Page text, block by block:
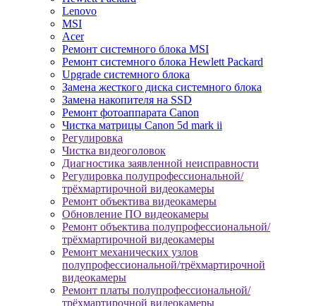
Lenovo
MSI
Acer
Ремонт системного блока MSI
Ремонт системного блока Hewlett Packard
Upgrade системного блока
Замена жесткого диска системного блока
Замена накопителя на SSD
Ремонт фотоаппарата Canon
Чистка матрицы Canon 5d mark ii
Регулировка
Чистка видеоголовок
Диагностика заявленной неисправности
Регулировка полупрофессиональной/
трёхмартирочной видеокамеры
Ремонт объектива видеокамеры
Обновление ПО видеокамеры
Ремонт объектива полупрофессиональной/
трёхмартирочной видеокамеры
Ремонт механических узлов
полупрофессиональной/трёхмартирочной
видеокамеры
Ремонт платы полупрофессиональной/
трёхмартирочной видеокамеры